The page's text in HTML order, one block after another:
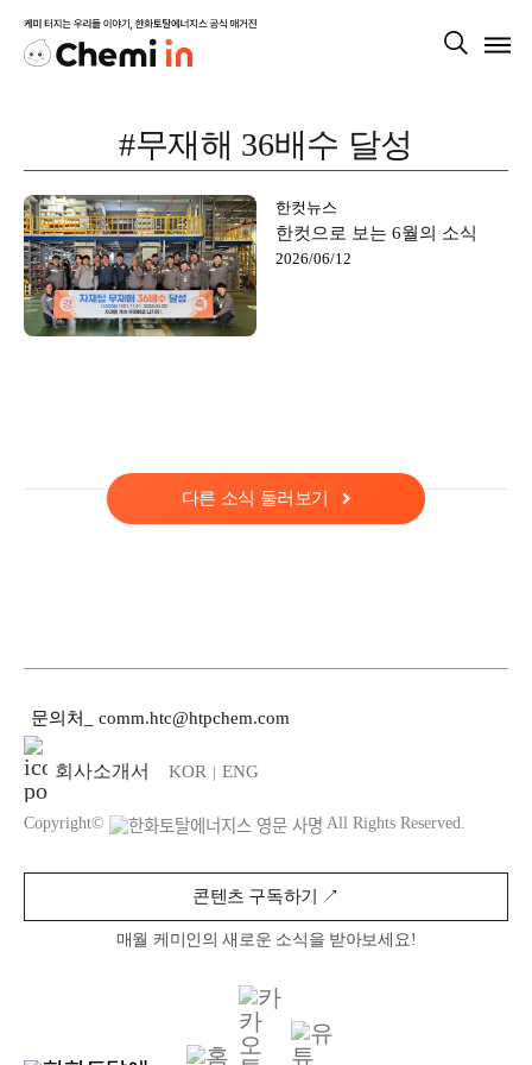
Skip
CULTURE
#무재해 36배수 달성
한컷뉴스
한컷으로 보는 6월의 소식
2026/06/12
다른 소식 둘러보기
문의처 comm.htc@htpchem.com
회사소개서 KOR | ENG
Copyright© All Rights Reserved.
콘텐츠 구독하기 ↗︎
매월 케미인의 새로운 소식을 받아보세요!